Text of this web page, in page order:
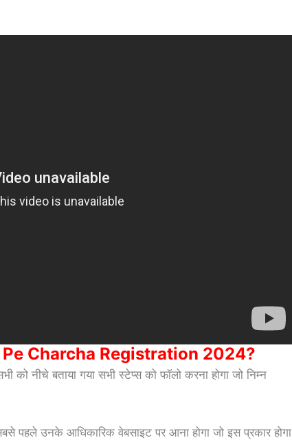
Charcha Registration 2024?
नीचे बताया गया सभी स्टेप्स को फॉलो करना होगा जो निम्न
उनके आधिकारिक वेबसाइट पर आना होगा जो इस प्रकार होगा